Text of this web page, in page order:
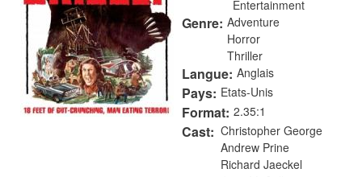
Entertainment
Genre Adventure
Horror
Thriller
Langue Anglais
Pays Etats-Unis
Format 2.35:1
Cast
Christopher George
Andrew Prine
Richard Jaeckel